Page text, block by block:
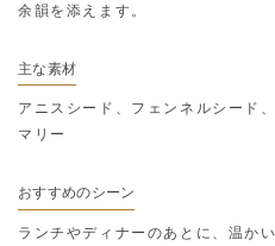
余韻を添えます。
主な素材
アニスシード、フェンネルシード
マリー
おすすめのシーン
ランチやディナーのあとに、温か